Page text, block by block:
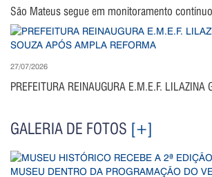
São Mateus segue em monitoramento
27/07/2026
PREFEITURA REINAUGURA E.M.E.F. LILAZINA
GALERIA DE FOTOS [+]